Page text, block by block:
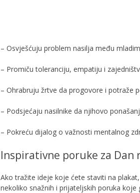
– Osvješćuju problem nasilja među
– Promiču toleranciju, empatiju i
– Ohrabruju žrtve da progovore i potraže
– Podsjećaju nasilnike da njihovo
– Pokreću dijalog o važnosti mentalnog
Inspirativne poruke za Dan
Ako tražite ideje koje ćete staviti na
nekoliko snažnih i prijateljskih poruka